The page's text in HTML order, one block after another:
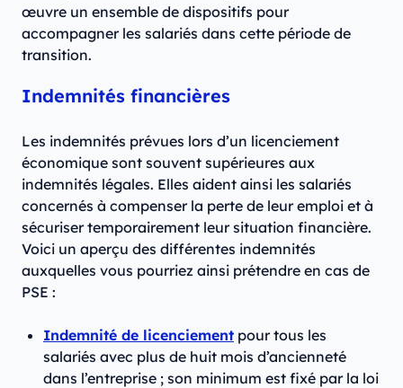
œuvre un ensemble de dispositifs pour
accompagner les salariés dans cette période de
transition.
Indemnités financières
Les indemnités prévues lors d’un licenciement
économique sont souvent supérieures aux
indemnités légales. Elles aident ainsi les salariés
concernés à compenser la perte de leur emploi et à
sécuriser temporairement leur situation financière.
Voici un aperçu des différentes indemnités
auxquelles vous pourriez ainsi prétendre en cas de
PSE :
Indemnité de licenciement pour tous les
salariés avec plus de huit mois d’ancienneté
dans l’entreprise ; son minimum est fixé par la loi